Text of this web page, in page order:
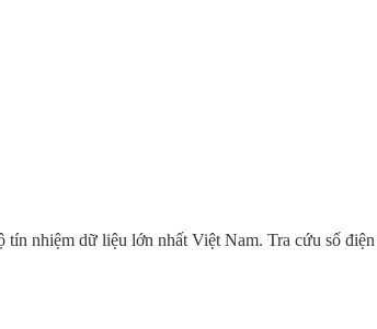
nhiệm dữ liệu lớn nhất Việt Nam. Tra cứu số